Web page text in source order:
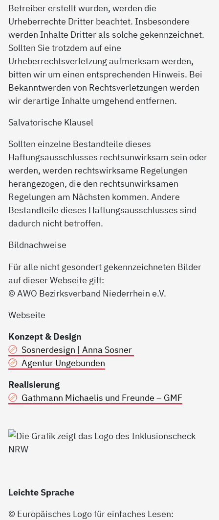
Betreiber erstellt wurden, werden die
Urheberrechte Dritter beachtet. Insbesondere
werden Inhalte Dritter als solche gekennzeichnet.
Sollten Sie trotzdem auf eine
Urheberrechtsverletzung aufmerksam werden,
bitten wir um einen entsprechenden Hinweis. Bei
Bekanntwerden von Rechtsverletzungen werden
wir derartige Inhalte umgehend entfernen.
Salvatorische Klausel
Sollten einzelne Bestandteile dieses
Haftungsausschlusses rechtsunwirksam sein oder
werden, werden rechtswirksame Regelungen
herangezogen, die den rechtsunwirksamen
Regelungen am Nächsten kommen. Andere
Bestandteile dieses Haftungsausschlusses sind
dadurch nicht betroffen.
Bildnachweise
Für alle nicht gesondert gekennzeichneten Bilder
auf dieser Webseite gilt:
© AWO Bezirksverband Niederrhein e.V.
Webseite
Konzept & Design
Sosnerdesign | Anna Sosner
Agentur Ungebunden
Realisierung
Gathmann Michaelis und Freunde – GMF
Leichte Sprache
© Europäisches Logo für einfaches Lesen: